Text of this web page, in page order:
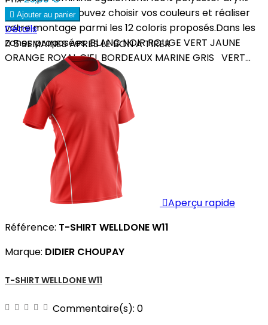
180 gsm. Vous pouvez choisir vos couleurs et réaliser
votre montage parmi les 12 coloris proposés.Dans les
zones proposées. BLANC NOIR ROUGE VERT JAUNE
ORANGE ROYAL CIEL BORDEAUX MARINE GRIS VERT...
 Ajouter au panier
Détails
5 SEMAINES APRES LE BON A TIRER
Aperçu rapide
Référence: T-SHIRT WELLDONE W11
Marque: DIDIER CHOUPAY
T-SHIRT WELLDONE W11
Commentaire(s): 0